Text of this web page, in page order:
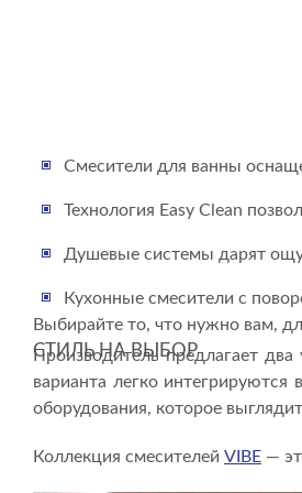
Смесители для ванны
Технология Easy Clean
Душевые системы дарят
Кухонные смесители с
Выбирайте то, что нужно вам,
СТИЛЬ НА ВЫБОР
Производитель предлагает
варианта легко
оборудования, которое
Коллекция смесителей VIBE —